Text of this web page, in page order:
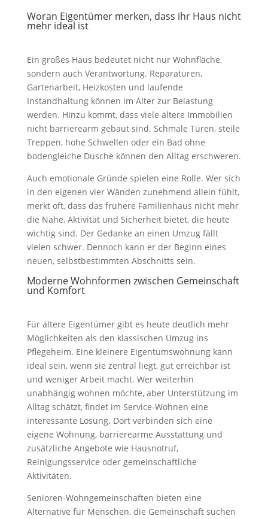
Woran Eigentümer merken, dass ihr Haus nicht
mehr ideal ist
Ein großes Haus bedeutet nicht nur Wohnfläche,
sondern auch Verantwortung. Reparaturen,
Gartenarbeit, Heizkosten und laufende
Instandhaltung können im Alter zur Belastung
werden. Hinzu kommt, dass viele ältere Immobilien
nicht barrierearm gebaut sind. Schmale Türen, steile
Treppen, hohe Schwellen oder ein Bad ohne
bodengleiche Dusche können den Alltag erschweren.
Auch emotionale Gründe spielen eine Rolle. Wer sich
in den eigenen vier Wänden zunehmend allein fühlt,
merkt oft, dass das frühere Familienhaus nicht mehr
die Nähe, Aktivität und Sicherheit bietet, die heute
wichtig sind. Der Gedanke an einen Umzug fällt
vielen schwer. Dennoch kann er der Beginn eines
neuen, selbstbestimmten Abschnitts sein.
Moderne Wohnformen zwischen Gemeinschaft
und Komfort
Für ältere Eigentümer gibt es heute deutlich mehr
Möglichkeiten als den klassischen Umzug ins
Pflegeheim. Eine kleinere Eigentumswohnung kann
ideal sein, wenn sie zentral liegt, gut erreichbar ist
und weniger Arbeit macht. Wer weiterhin
unabhängig wohnen möchte, aber Unterstützung im
Alltag schätzt, findet im Service-Wohnen eine
interessante Lösung. Dort verbinden sich eine
eigene Wohnung, barrierearme Ausstattung und
zusätzliche Angebote wie Hausnotruf,
Reinigungsservice oder gemeinschaftliche
Aktivitäten.
Senioren-Wohngemeinschaften bieten eine
Alternative für Menschen, die Gemeinschaft suchen